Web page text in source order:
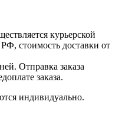
курьерской
стоимость доставки от
Отправка заказа
заказа.
индивидуально.